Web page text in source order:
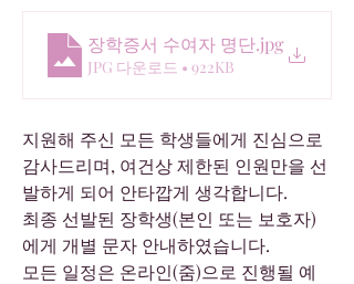
장학증서 수여자 명단.jpg
JPG 다운로드 • 922KB
지원해 주신 모든 학생들에게 진심으로
감사드리며, 여건상 제한된 인원만을 선
발하게 되어 안타깝게 생각합니다.
최종 선발된 장학생(본인 또는 보호자)
에게 개별 문자 안내하였습니다.
모든 일정은 온라인(줌)으로 진행될 예